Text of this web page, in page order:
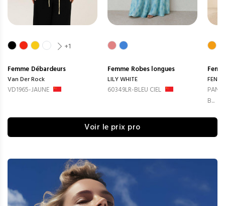
+1
Femme Débardeurs
Van Der Rock
VD1965-JAUNE
Femme Robes longues
LILY WHITE
60349LR-BLEU CIEL
B...
Voir le prix pro